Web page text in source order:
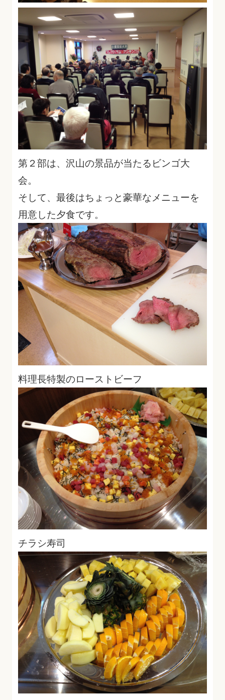
第２部は、沢山の景品が当たるビンゴ大
会。
そして、最後はちょっと豪華なメニューを
用意した夕食です。
料理長特製のローストビーフ
チラシ寿司